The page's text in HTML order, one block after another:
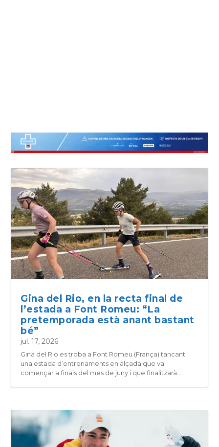
Gina del Rio, en la recta final de
l’estada a Font Romeu: “La
pretemporada està anant bastant
bé”
jul. 17, 2026
Gina del Rio es troba a Font Romeu (França) tancant
una estada d’entrenaments en alçada que va
començar a finals del mes de juny i que finalitzarà...